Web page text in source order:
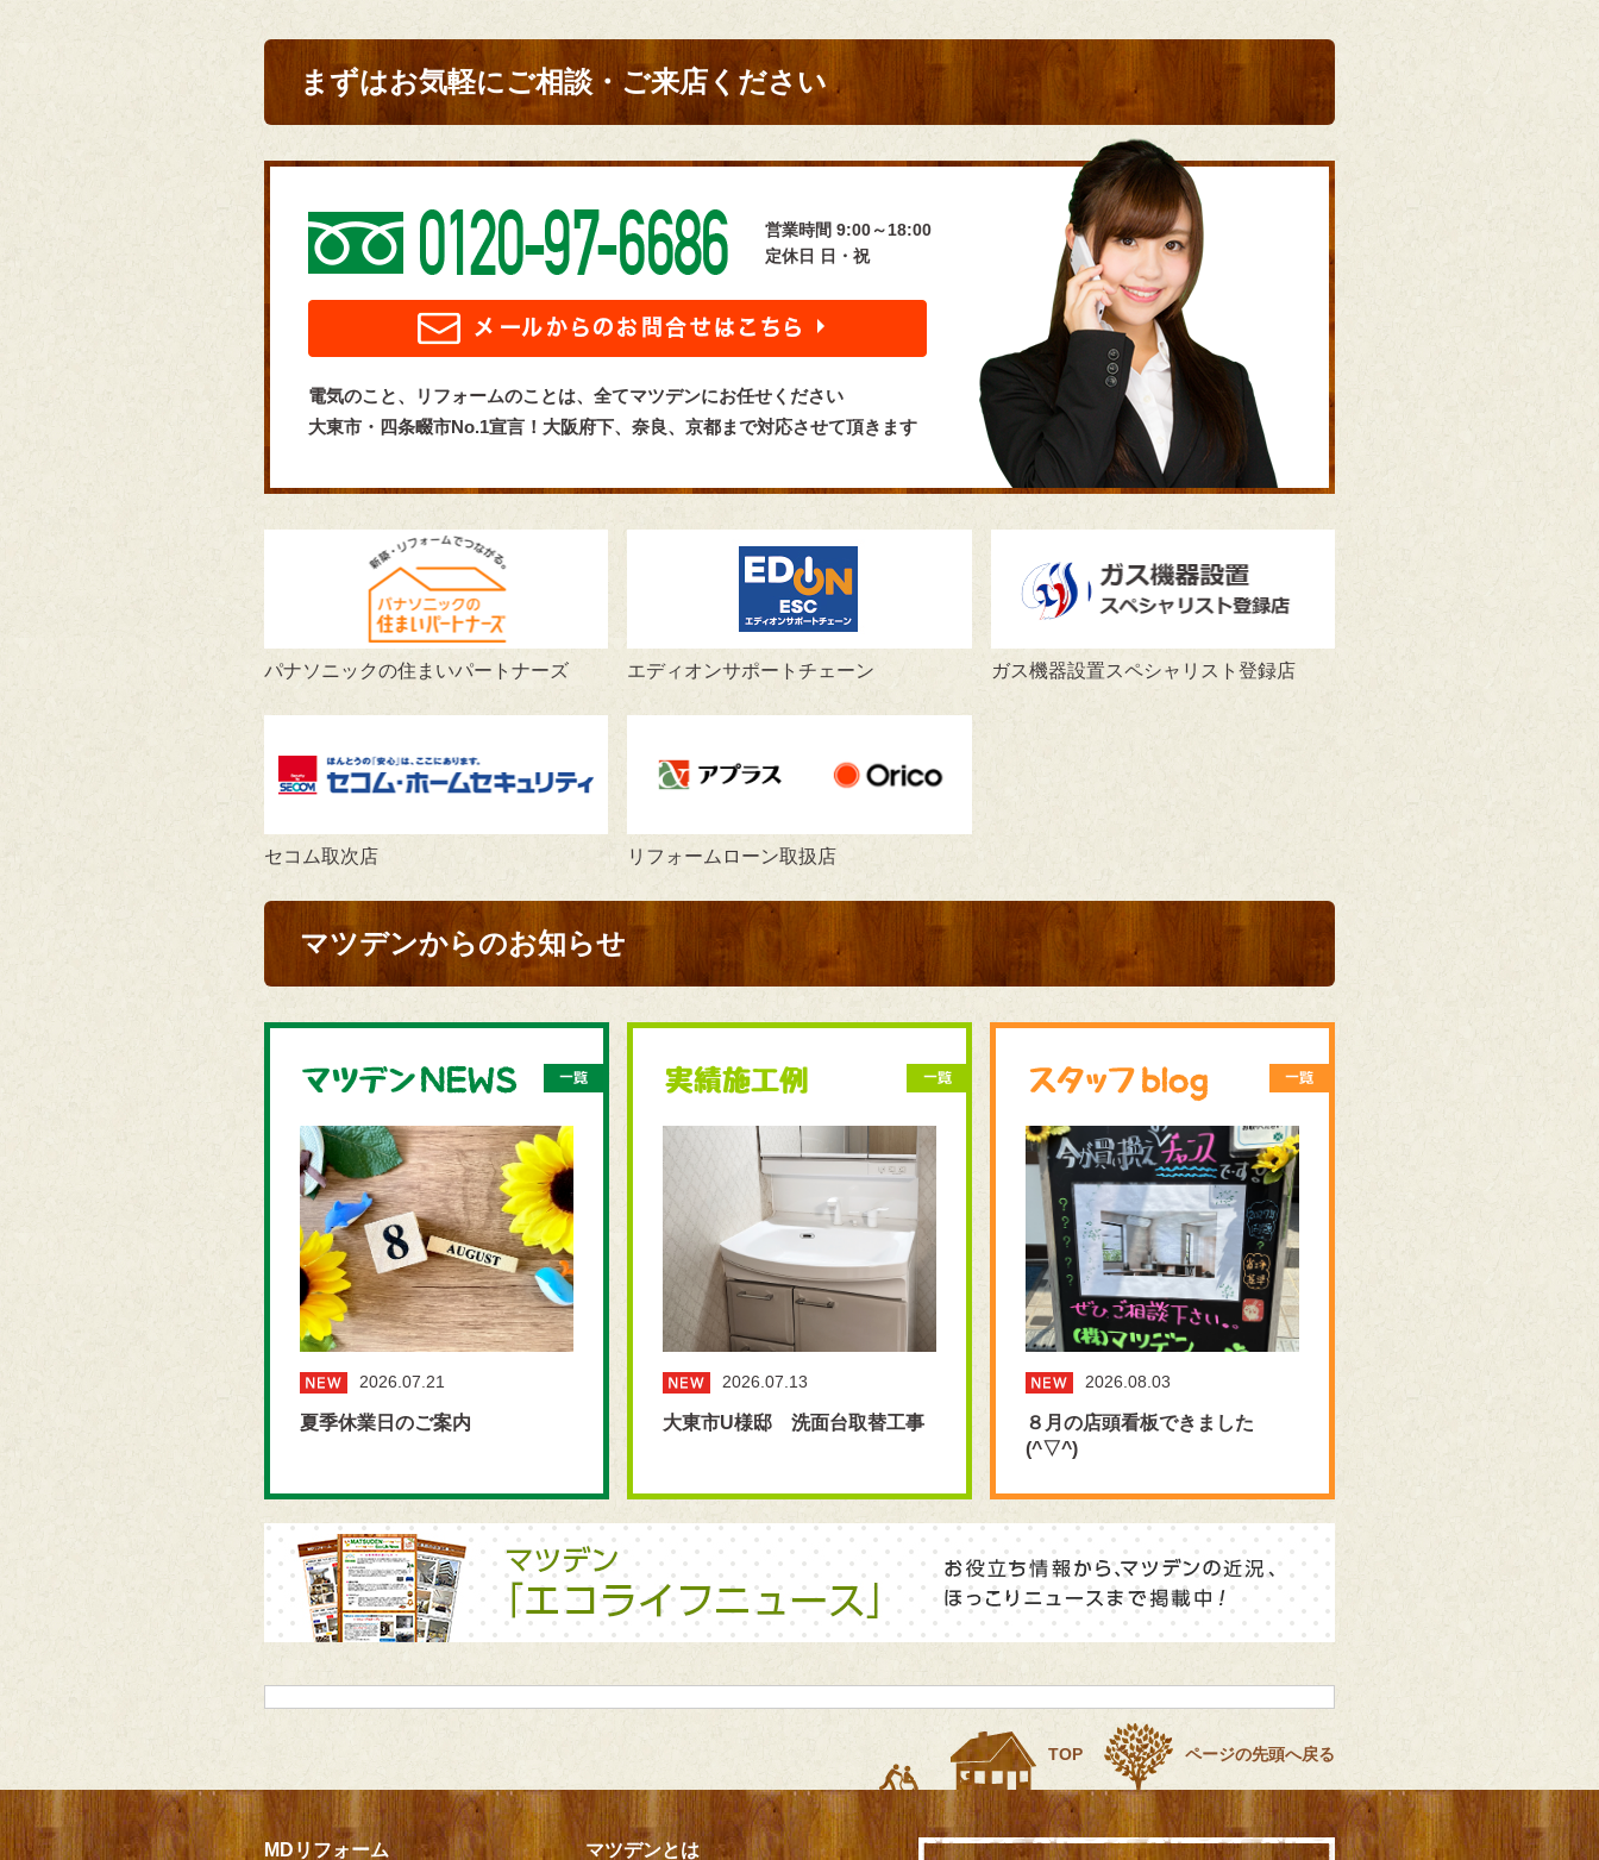
まずはお気軽にご相談・ご来店ください
営業時間 9:00～18:00
定休日 日・祝
電気のこと、リフォームのことは、全てマツデンにお任せください
大東市・四条畷市No.1宣言！大阪府下、奈良、京都まで対応させて頂きます
パナソニックの住まいパートナーズ エディオンサポートチェーン ガス機器設置スペシャリスト登録店
セコム取次店 リフォームローン取扱店
マツデンからのお知らせ
2026.07.21
夏季休業日のご案内
2026.07.13
大東市U様邸 洗面台取替工事
2026.08.03
８月の店頭看板できました
(^▽^)
ページの先頭へ戻る
TOP
MDリフォーム マツデンとは